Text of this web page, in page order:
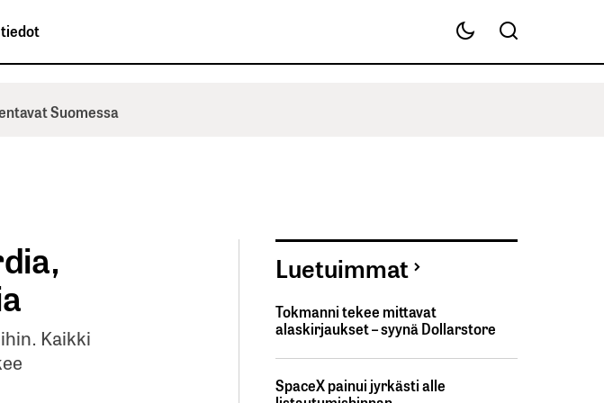
Suomessa
Kaikki
Luetuimmat
Tokmanni tekee mittavat
alaskirjaukset – syynä Dollarstore
SpaceX painui jyrkästi alle